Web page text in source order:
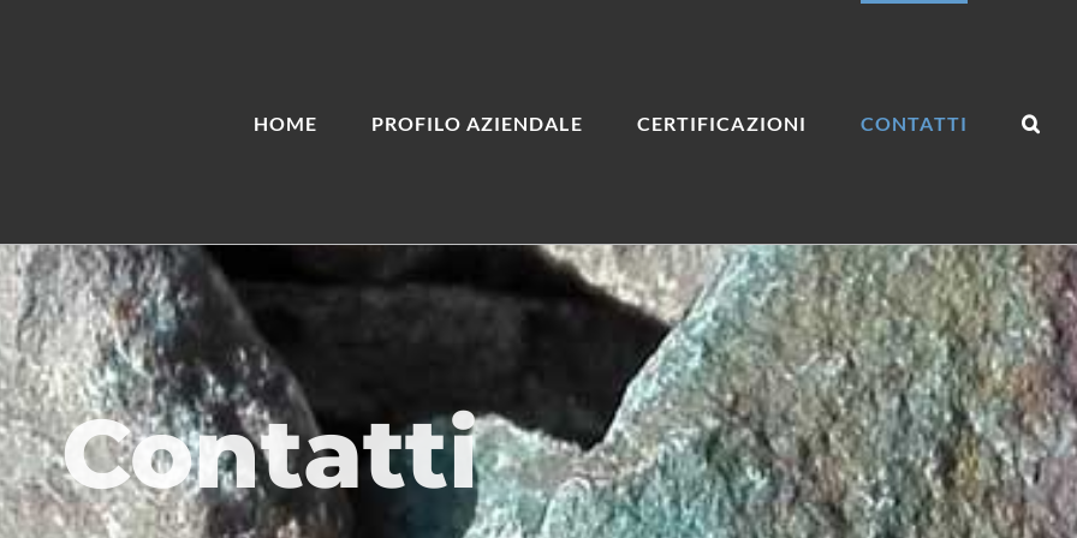
HOME PROFILO AZIENDALE CERTIFICAZIONI CONTATTI
Contatti